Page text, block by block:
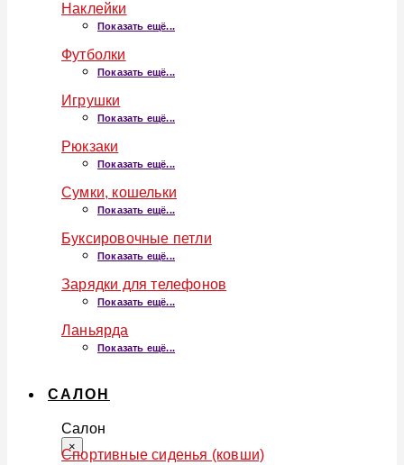
Наклейки
Показать ещё...
Футболки
Показать ещё...
Игрушки
Показать ещё...
Рюкзаки
Показать ещё...
Сумки, кошельки
Показать ещё...
Буксировочные петли
Показать ещё...
Зарядки для телефонов
Показать ещё...
Ланьярда
Показать ещё...
САЛОН
Салон
×
Спортивные сиденья (ковши)